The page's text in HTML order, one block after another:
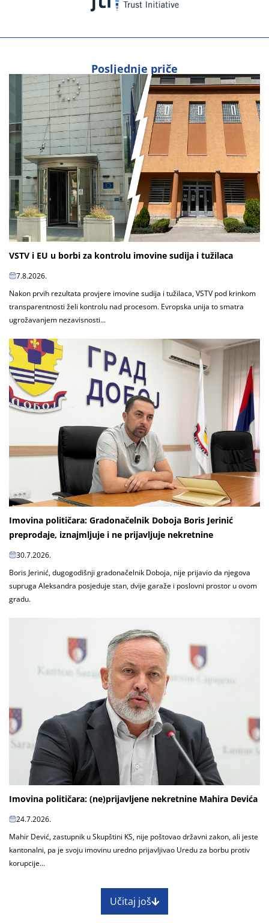
Posljednje priče
VSTV i EU u borbi za kontrolu imovine sudija i tužilaca
7.8.2026.
Nakon prvih rezultata provjere imovine sudija i tužilaca, VSTV pod krinkom
transparentnosti želi kontrolu nad procesom. Evropska unija to smatra
ugrožavanjem nezavisnosti...
Imovina političara: Gradonačelnik Doboja Boris Jerinić
preprodaje, iznajmljuje i ne prijavljuje nekretnine
30.7.2026.
Boris Jerinić, dugogodišnji gradonačelnik Doboja, nije prijavio da njegova
supruga Aleksandra posjeduje stan, dvije garaže i poslovni prostor u ovom
gradu.
Imovina političara: (ne)prijavljene nekretnine Mahira Devića
24.7.2026.
Mahir Dević, zastupnik u Skupštini KS, nije poštovao državni zakon, ali jeste
kantonalni, pa je svoju imovinu uredno prijavljivao Uredu za borbu protiv
korupcije...
Učitaj još